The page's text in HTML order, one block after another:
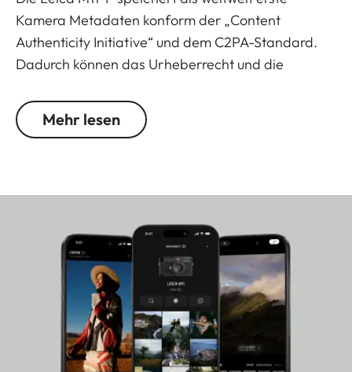
Kamera Metadaten konform der „Content
Authenticity Initiative“ und dem C2PA-Standard.
Dadurch können das Urheberrecht und die
geschützt werden.Entdecke mehr
Unterscheidungsmerkmale zur M11 perfektionieren
M11-P. So weicht der rote Leica Punkt auf der
Kamerafront einer noch dezenteren Fadenzug-
Gravur auf der Deckkappe. Zudem ist die M11-P
mit einem LCD-Monitor aus Saphirglas
ausgestattet – ein Material, das zu den härtesten
Werkstoffen der Welt zählt.
Mehr lesen